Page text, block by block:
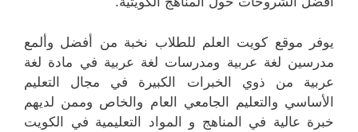
يوفر موقع كويت العلم للطلاب نخبة من أفضل وألمع
مدرسين لغة عربية ومدرسات لغة عربية في مادة لغة
عربية من ذوي الخبرات الكبيرة في مجال التعليم
الأساسي والتعليم الجامعي العام والخاص وممن لديهم
خبرة عالية في المناهج و المواد التعليمية في الكويت